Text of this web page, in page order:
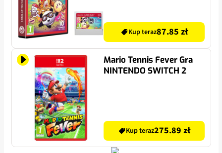
Kup teraz87.85 zł
Mario Tennis Fever Gra
NINTENDO SWITCH 2
Kup teraz275.89 zł